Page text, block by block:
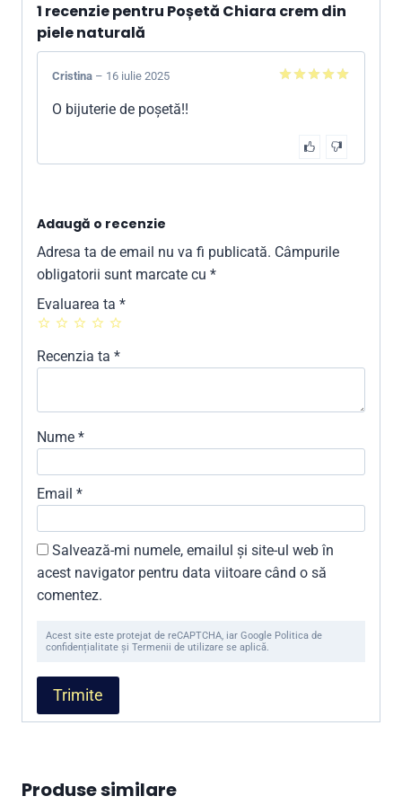
1 recenzie pentru Poșetă Chiara crem din
piele naturală
Cristina – 16 iulie 2025
O bijuterie de poșetă!!
Adaugă o recenzie
Adresa ta de email nu va fi publicată. Câmpurile
obligatorii sunt marcate cu *
Evaluarea ta *
Recenzia ta *
Nume *
Email *
Salvează-mi numele, emailul și site-ul web în
acest navigator pentru data viitoare când o să
comentez.
Acest site este protejat de reCAPTCHA, iar Google Politica de
confidențialitate și Termenii de utilizare se aplică.
Produse similare